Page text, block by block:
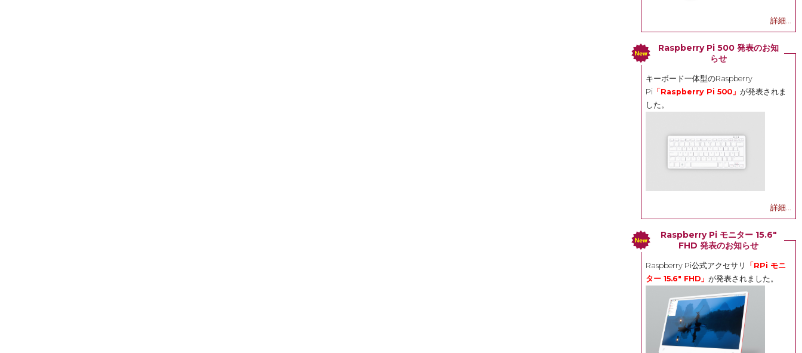
詳細...
Raspberry Pi 500 発表のお知
らせ
キーボード一体型のRaspberry
Pi 「Raspberry Pi 500」 が発表されま
した。
詳細...
Raspberry Pi モニター 15.6"
FHD 発表のお知らせ
Raspberry Pi公式アクセサリ
「RPi モニ
ター 15.6" FHD」 が発表されました。